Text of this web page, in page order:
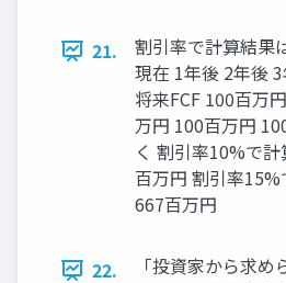
21.
割引率で計算結果
現在 1年後 2年後
将来FCF 100百万
万円 100百万円
く 割引率10%で
百万円 割引率
667百万円
22.
「投資家から求